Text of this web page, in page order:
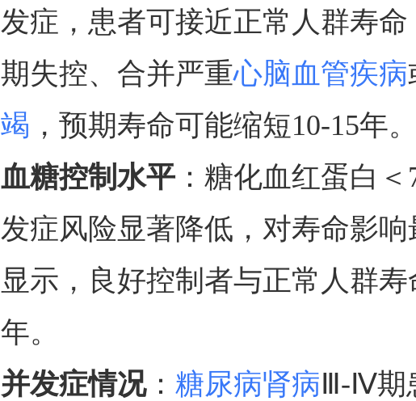
发症，患者可接近正常人群寿命
期失控、合并严重心脑血管疾病
竭 ，预期寿命可能缩短10-15年。
血糖控制水平 ：糖化血红蛋白
发症风险显著降低，对寿命影
显示，良好控制者与正常人群寿
年。
并发症情况： 糖尿病肾病 Ⅲ-Ⅳ期